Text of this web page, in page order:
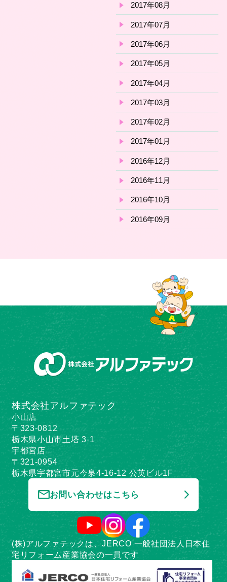
2017年08月
2017年07月
2017年06月
2017年05月
2017年04月
2017年03月
2017年02月
2017年01月
2016年12月
2016年11月
2016年10月
2016年09月
株式会社アルファテック
小山店
〒323-0812
栃木県小山市土塔 3-1
宇都宮店
〒321-0954
栃木県宇都宮市元今泉4-16-12 公英ビル1F
お問い合わせはこちら
(株)アルファテックは、JERCO 一般社団法人日本住
宅リフォーム産業協会の一員です